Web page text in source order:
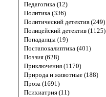
Педагогика (12)
Политика (336)
Политический детектив (249)
Полицейский детектив (1125)
Попаданцы (19)
Постапокалиптика (401)
Поэзия (628)
Приключения (1170)
Природа и животные (188)
Проза (1691)
Психиатрия (11)